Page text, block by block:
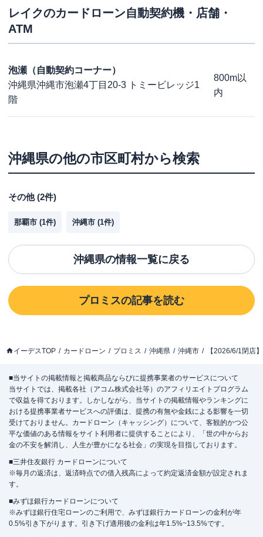
レイクのカードローン自動契約機・店舗・
ATM
泡瀬（自動契約コーナー）
沖縄県沖縄市泡瀬4丁目20-3 トミービレッジ1
階
800m以
内
沖縄県の他の市区町村から検索
その他(2件)
那覇市 (1件) 沖縄市 (1件)
沖縄県の情報一覧に戻る
プロミスの記事を読む
イーデスTOP カードローン プロミス 沖縄県 沖縄市 【2026/6/1閉店
■当サイトの掲載情報と掲載商品ならびに提携事業者のサービスについて
当サイトでは、掲載各社（アコム株式会社等）のアフィリエイトプログラム
で収益を得ております。しかしながら、当サイトの掲載情報やランキングに
おける提携事業者サービスへの評価は、提携の有無や金銭による影響を一切
受けておりません。カードローン（キャッシング）について、客観的かつ公
平な価値のある情報をサイト利用者に提供することにより、「世の中からお
金の不安を解消し、人生が豊かになる社会」の実現を目指しております。
■三井住友銀行 カードローンについて
※毎月の返済は、返済時点での借入残高によって約定返済金額が設定されま
す。
■みずほ銀行カードローンについて
※みずほ銀行住宅ローンのご利用で、みずほ銀行カードローンの金利が年
0.5%引き下がります。引き下げ適用後の金利は年1.5%~13.5%です。